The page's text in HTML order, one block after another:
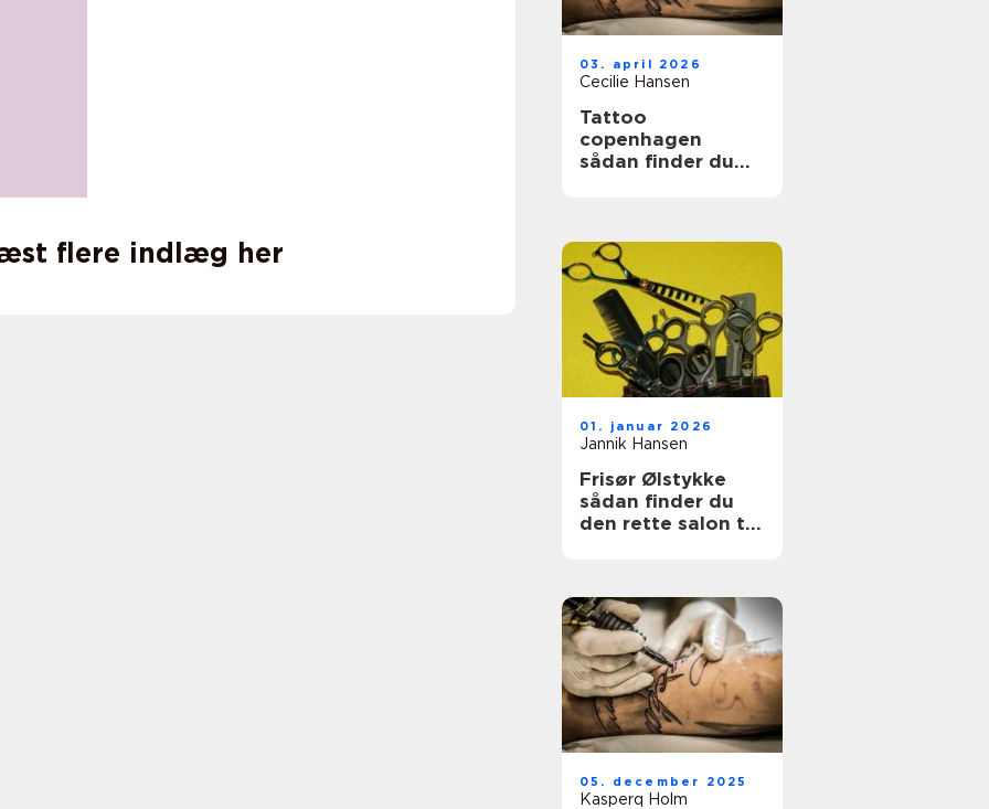
flere indlæg her
03. april 2026
Cecilie Hansen
Tattoo
copenhagen
sådan finder du
01. januar 2026
Jannik Hansen
Frisør Ølstykke
sådan finder du
den rette salon til
05. december 2025
Kasperq Holm